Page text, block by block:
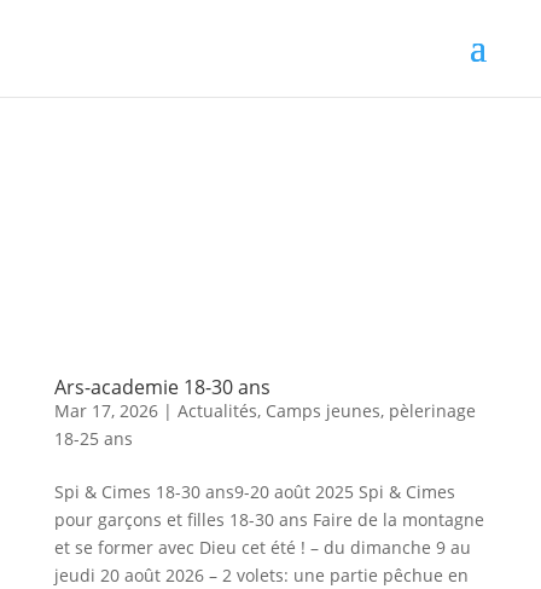
Ars-academie 18-30 ans
Mar 17, 2026| Actualités, Camps jeunes, pèlerinage
18-25 ans
Spi & Cimes 18-30 ans9-20 août 2025 Spi & Cimes
pour garçons et filles 18-30 ans Faire de la montagne
et se former avec Dieu cet été ! – du dimanche 9 au
jeudi 20 août 2026 – 2 volets: une partie pêchue en